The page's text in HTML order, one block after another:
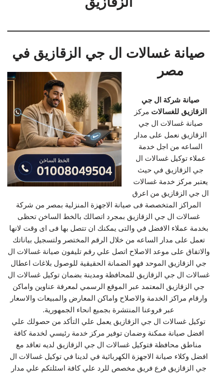
صيانة غسالات ال جي الزقازيق في
مصر
صيانة شركة ال جي
الزقازيق للغسالات مركز
صيانة غسالات ال جي
الزقازيق نعمل على مدار
الساعه من اجل خدمة
عملاء توكيل غسالات ال
جي الزقازيق في حيث
يعتبر مركز خدمة غسالات
ال جي الزقازيق من اعرق
المراكز المتخصصة فى صيانة الاجهزة المنزلية بمصر من شركة
غسالات ال جي الزقازيق بمجرد اتصالك بالخط الساخن تحظى
بخدمة عملاء الافضل في والتى يمكنك ان تتصل بها فى اى وقت لانها
تعمل على مدار الساعه من خلال الرقم المختصر ولتسجيل بياناتك
والاتفاق على موعد الاصلاح اتصل علي رقم تليفون صيانة غسالات ال
جي الزقازيق الموحد فهو الضمانة الحقيقية للوصول بلاغات اعطال
غسالات ال جي الزقازيق للمحافظة ومدينة بضمان توكيل غسالات ال
جي الزقازيق المعتمد عبر الموقع الرسمي لمعرفة عناوين واماكن
وارقام مراكز الخدمة والاصلاح واماكن المعارض والمبيعات والاسعار
عبر فروعنا المنتشرة بجميع انحاء الجمهورية.
توكيل غسالات ال جي الزقازيق يعمل علي التأكد من حصولك علي
افضل صيانة ممكنة وضمان توفير مركز خدمة رئيسي لخدمة كافة
مناطق محافظة فتوكيل غسالات ال جي الزقازيق لديه تعاقد مع
افضل وكلاء صيانة الاجهزة الكهربائية في لدينا في توكيل غسالات ال
جي الزقازيق فرع فريق مخصص للرد علي كافة اسئلتكم علي مدار